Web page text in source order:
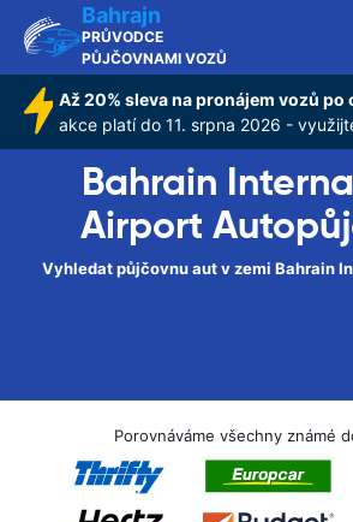
Bahrajn
PRŮVODCE
PŮJČOVNAMI VOZŮ
Až 20% sleva na pronájem vozů po
akce platí do 11. srpna 2026 -
Bahrain
Airport
Vyhledat půjčovnu aut v zemi Bahrain
Porovnáváme všechny známé